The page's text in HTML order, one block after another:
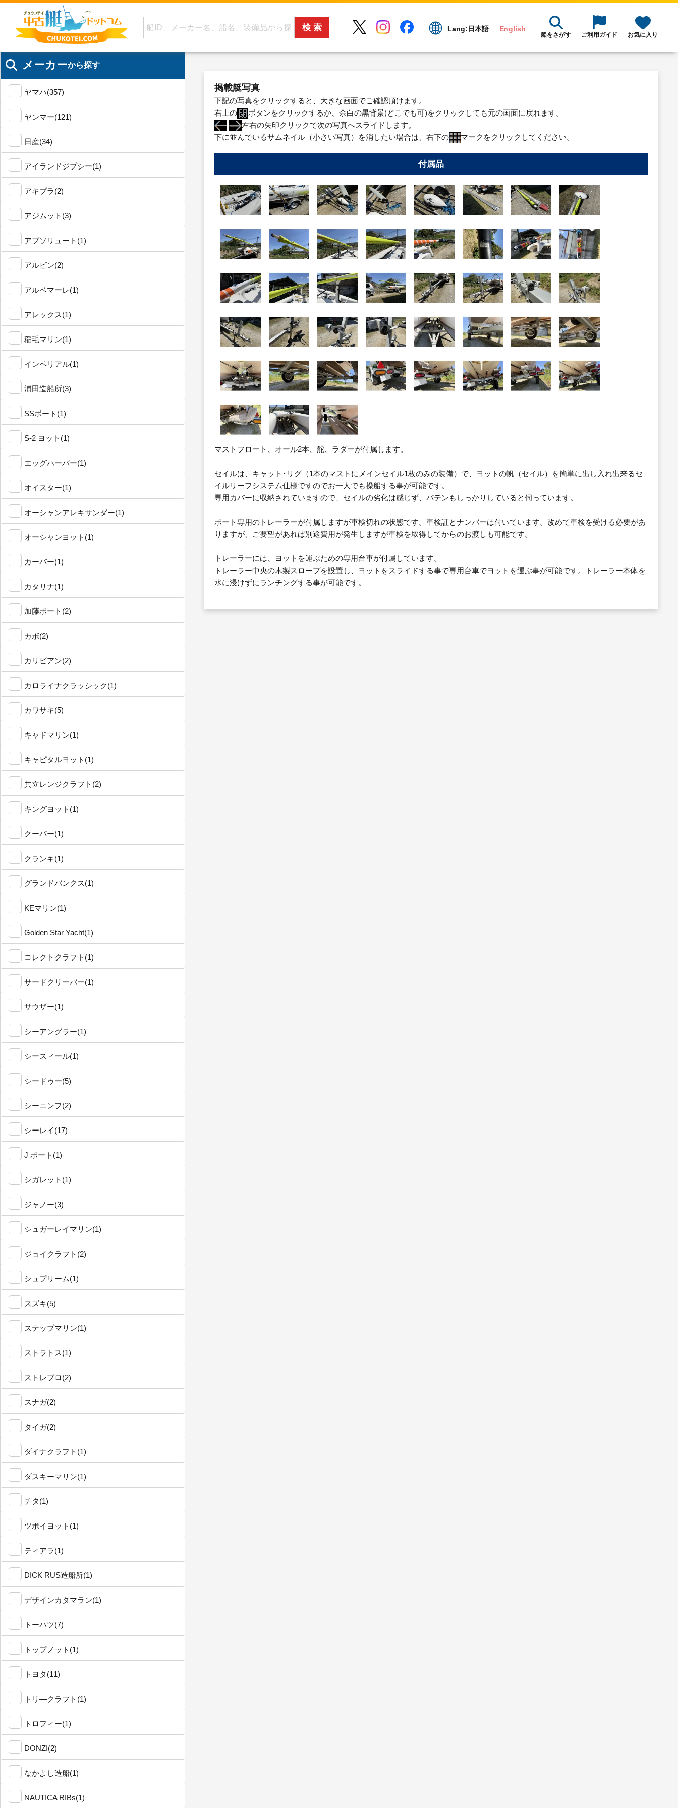
Lang: 日本語 English
船をさがす ご利用ガイド お気に入り
メーカーから探す
ヤマハ(357)
ヤンマー(121)
日産(34)
アイランドジプシー(1)
アキプラ(2)
アジムット(3)
アブソリュート(1)
アルビン(2)
アルベマーレ(1)
アレックス(1)
稲毛マリン(1)
インペリアル(1)
浦田造船所(3)
SSボート(1)
S-2 ヨット(1)
エッグハーバー(1)
オイスター(1)
オーシャンアレキサンダー(1)
オーシャンヨット(1)
カーバー(1)
カタリナ(1)
加藤ボート(2)
カボ(2)
カリビアン(2)
カロライナクラッシック(1)
カワサキ(5)
キャドマリン(1)
キャピタルヨット(1)
共立レンジクラフト(2)
キングヨット(1)
クーパー(1)
クランキ(1)
グランドバンクス(1)
KEマリン(1)
Golden Star Yacht(1)
コレクトクラフト(1)
サードクリーバー(1)
サウザー(1)
シーアングラー(1)
シースィール(1)
シードゥー(5)
シーニンフ(2)
シーレイ(17)
J ボート(1)
シガレット(1)
ジャノー(3)
シュガーレイマリン(1)
ジョイクラフト(2)
シュプリーム(1)
スズキ(5)
ステップマリン(1)
ストラトス(1)
ストレブロ(2)
スナガ(2)
タイガ(2)
ダイナクラフト(1)
ダスキーマリン(1)
チタ(1)
ツボイヨット(1)
ティアラ(1)
DICK RUS造船所(1)
デザインカタマラン(1)
トーハツ(7)
トップノット(1)
トヨタ(11)
トリ―クラフト(1)
トロフィー(1)
DONZI(2)
なかよし造船(1)
NAUTICA RIBs(1)
掲載艇写真
下記の写真をクリックすると、大きな画面でご確認頂けます。
右上の
ボタンをクリックするか、余白の黒背景(どこでも可)をクリックしても元の画面に戻れます。
左右の矢印クリックで次の写真へスライドします。
下に並んでいるサムネイル（小さい写真）を消したい場合は、右下の
マークをクリックしてください。
付属品
マストフロート、オール2本、舵、ラダーが付属します。
セイルは、キャット･リグ（1本のマストにメインセイル1枚のみの装備）で、ヨットの帆（セイル）を簡単に出し入れ出来るセ
イルリーフシステム仕様ですのでお一人でも操船する事が可能です。
専用カバーに収納されていますので、セイルの劣化は感じず、パテンもしっかりしていると伺っています。
ボート専用のトレーラーが付属しますが車検切れの状態です。車検証とナンバーは付いています。改めて車検を受ける必要があ
りますが、ご要望があれば別途費用が発生しますが車検を取得してからのお渡しも可能です。
トレーラーには、ヨットを運ぶための専用台車が付属しています。
トレーラー中央の木製スロープを設置し、ヨットをスライドする事で専用台車でヨットを運ぶ事が可能です。トレーラー本体を
水に浸けずにランチングする事が可能です。